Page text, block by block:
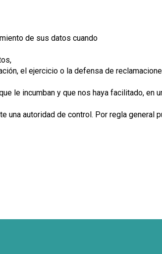
de sus datos cuando
el ejercicio o la defensa de
le incumban y que nos haya facilitado, en
una autoridad de control. Por regla